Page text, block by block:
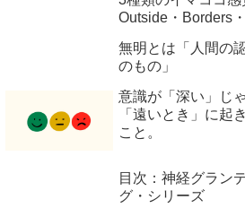
Outside・Borders
無明とは「人間の
のもの」
意識が「深い」じ
「遠いとき」に起
こと。
目次：神経グラン
グ・シリーズ